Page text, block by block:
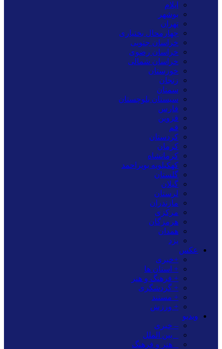
ایلام
بوشهر
تهران
چهارمحال بختیاری
خراسان جنوبی
خراسان رضوی
خراسان شمالی
خوزستان
زنجان
سمنان
سیستان بلوچستان
فارس
قزوین
قم
کردستان
کرمان
کرمانشاه
کهکیلویه بویراحمد
گلستان
گیلان
لرستان
مازندران
مرکزی
هرمزگان
همدان
یزد
عکس
+خبری
+ استان ها
+ فرهنگ و هنر
+ گردشگری
+ مستند
+ ورزش
ویدیو
– خبری
_ بین الملل
_ هنر و فرهنگ